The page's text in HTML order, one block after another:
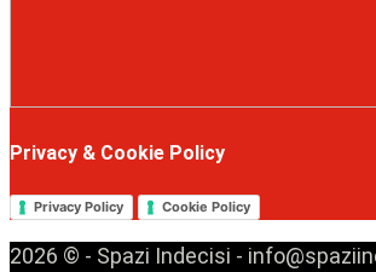
Privacy & Cookie Policy
Privacy Policy Cookie Policy
2026 © - Spazi Indecisi -